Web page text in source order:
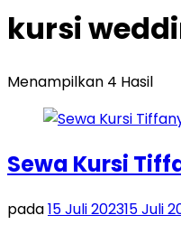
kursi
Menampilkan 4 Hasil
Sewa Kursi
pada15 Juli 202315 Juli